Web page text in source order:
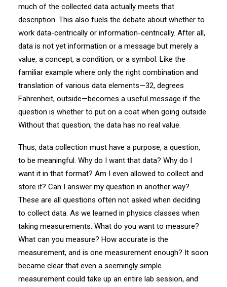
much of the collected data actually meets that
description. This also fuels the debate about whether to
work data-centrically or information-centrically. After all,
data is not yet information or a message but merely a
value, a concept, a condition, or a symbol. Like the
familiar example where only the right combination and
translation of various data elements—32, degrees
Fahrenheit, outside—becomes a useful message if the
question is whether to put on a coat when going outside.
Without that question, the data has no real value.
Thus, data collection must have a purpose, a question,
to be meaningful. Why do I want that data? Why do I
want it in that format? Am I even allowed to collect and
store it? Can I answer my question in another way?
These are all questions often not asked when deciding
to collect data. As we learned in physics classes when
taking measurements: What do you want to measure?
What can you measure? How accurate is the
measurement, and is one measurement enough? It soon
became clear that even a seemingly simple
measurement could take up an entire lab session, and